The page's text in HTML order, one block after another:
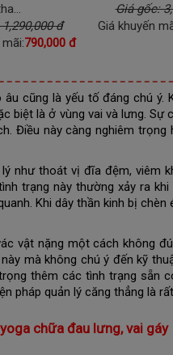
đ
790,000 đ
Giá gốc:
Giá khuyến
âu cũng là yếu tố đáng chú
biệt là ở vùng vai và lưng. Sự
Điều này càng nghiêm
như thoát vị đĩa đệm, viêm
trạng này thường xảy ra
Khi dây thần kinh bị
vật nặng một cách không
mà không chú ý đến kỹ
thêm các tình trạng sẵn
pháp quản lý căng thẳng là
chữa đau lưng, vai gáy